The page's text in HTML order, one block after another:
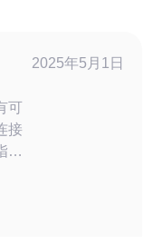
可
接
在
2025年5月1日